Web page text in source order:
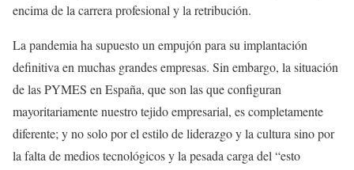
encima de la carrera profesional y la retribución.
La pandemia ha supuesto un empujón para su implantación
definitiva en muchas grandes empresas. Sin embargo, la situación
de las PYMES en España, que son las que configuran
mayoritariamente nuestro tejido empresarial, es completamente
diferente; y no solo por el estilo de liderazgo y la cultura sino por
la falta de medios tecnológicos y la pesada carga del “esto